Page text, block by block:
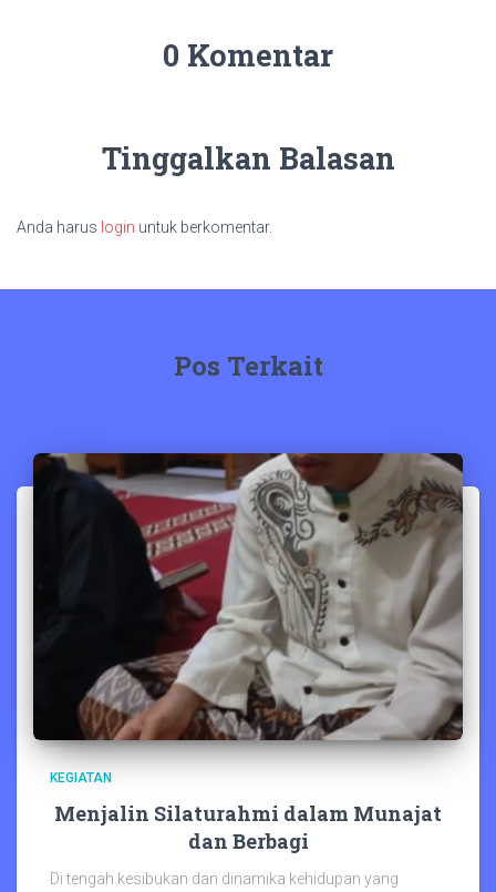
0 Komentar
Tinggalkan Balasan
Anda harus login untuk berkomentar.
Pos Terkait
KEGIATAN
Menjalin Silaturahmi dalam Munajat
dan Berbagi
Di tengah kesibukan dan dinamika kehidupan yang